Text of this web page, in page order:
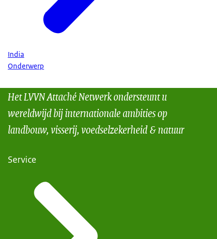
India
Onderwerp
Het LVVN Attaché Netwerk ondersteunt u
wereldwijd bij internationale ambities op
landbouw, visserij, voedselzekerheid & natuur
Service